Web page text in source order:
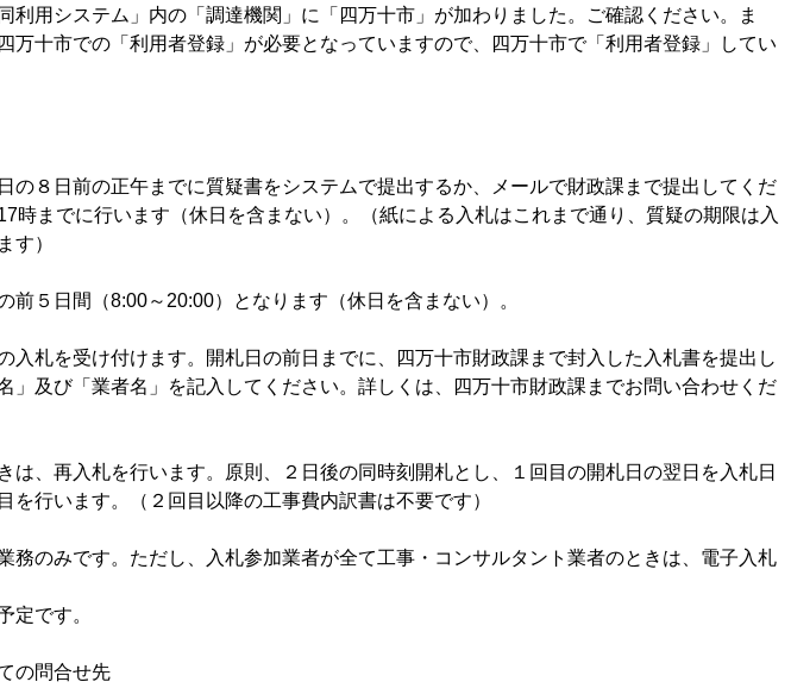
用システム」内の「調達機関」に「四万十市」が加わりました。ご確認ください。ま
万十市での「利用者登録」が必要となっていますので、四万十市で「利用者登録」してい
８日前の正午までに質疑書をシステムで提出するか、メールで財政課まで提出してくだ
時までに行います（休日を含まない）。（紙による入札はこれまで通り、質疑の期限は入
す）
前５日間（8:00～20:00）となります（休日を含まない）。
札を受け付けます。開札日の前日までに、四万十市財政課まで封入した入札書を提出し
」及び「業者名」を記入してください。詳しくは、四万十市財政課までお問い合わせくだ
、再入札を行います。原則、２日後の同時刻開札とし、１回目の開札日の翌日を入札日
行います。（２回目以降の工事費内訳書は不要です）
のみです。ただし、入札参加業者が全て工事・コンサルタント業者のときは、電子入札
定です。
の問合せ先